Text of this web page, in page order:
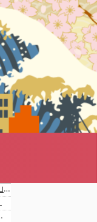
日本旅行キャンセルすべきか…1万年ぶり史上最大級の火山の兆し＝韓国の反応
ってしまうと世界が騒然